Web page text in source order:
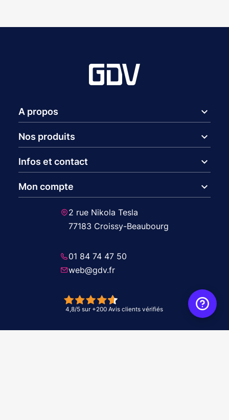
A propos expand_more
Nos produits expand_more
Infos et contact expand_more
Mon compte expand_more
2 rue Nikola Tesla
77183 Croissy-Beaubourg
01 84 74 47 50
web@gdv.fr